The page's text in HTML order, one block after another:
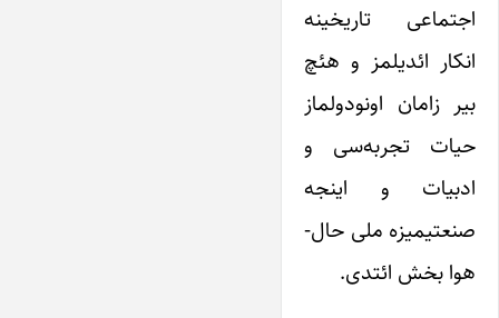
اجتماعی تاریخینه
انکار ائدیلمز و هئچ
بیر زامان اونودولماز
حیات تجربه‌سی و
ادبیات و اینجه
صنعتیمیزه ملی حال-
هوا بخش ائتدی.